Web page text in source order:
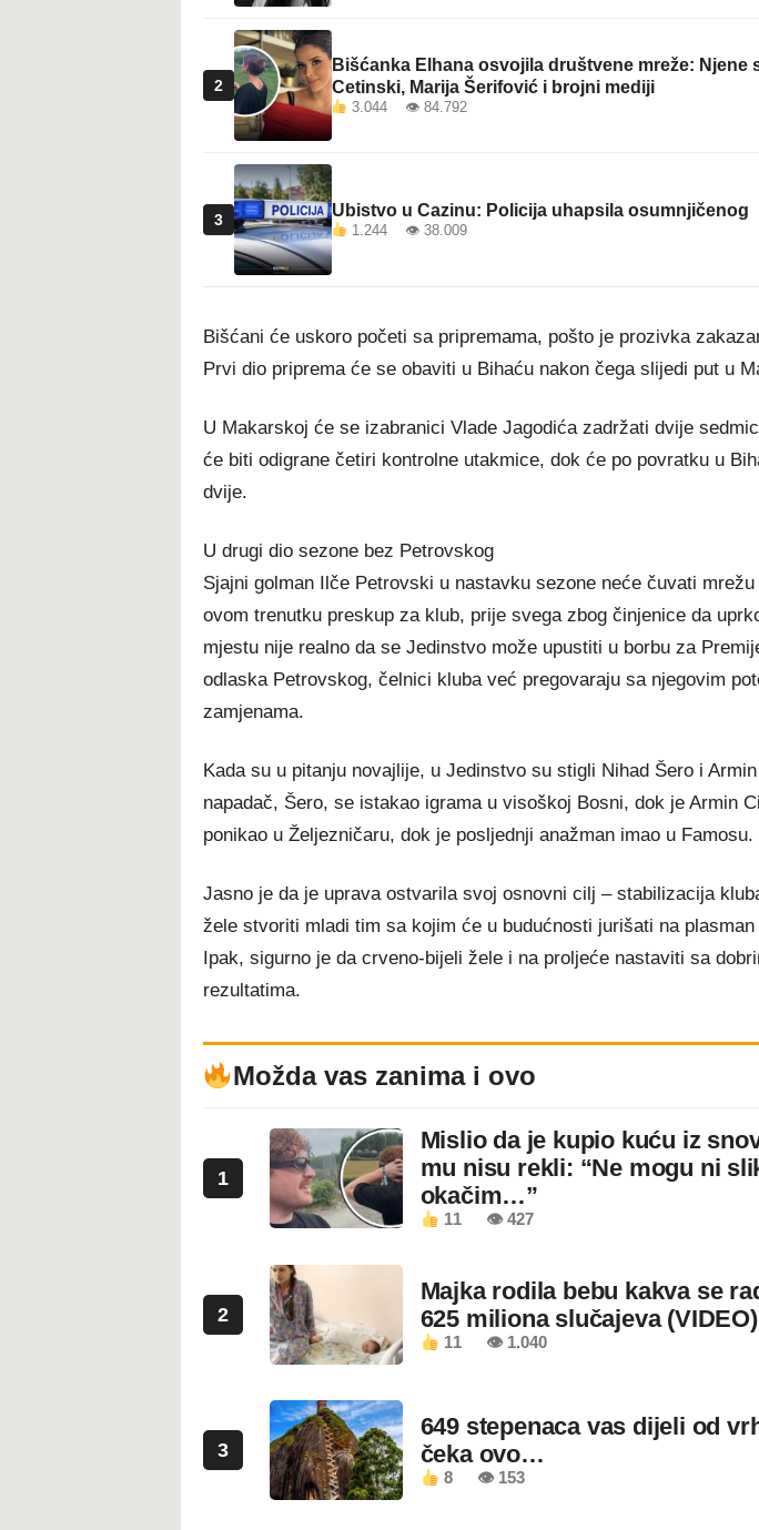
2
Bišćanka Elhana osvojila društvene mreže: Njene
Cetinski, Marija Šerifović i brojni mediji
3.044 👁 84.792
3 Ubistvo u Cazinu: Policija uhapsila osumnjičenog
1.244 👁 38.009
Bišćani će uskoro početi sa pripremama, pošto je prozivka
Prvi dio priprema će se obaviti u Bihaću nakon čega slijedi put u
U Makarskoj će se izabranici Vlade Jagodića zadržati dvije
će biti odigrane četiri kontrolne utakmice, dok će po povratku u
dvije.
U drugi dio sezone bez Petrovskog
Sjajni golman Ilče Petrovski u nastavku sezone neće čuvati
ovom trenutku preskup za klub, prije svega zbog činjenice da
mjestu nije realno da se Jedinstvo može upustiti u borbu za
odlaska Petrovskog, čelnici kluba već pregovaraju sa njegovim
zamjenama.
Kada su u pitanju novajlije, u Jedinstvo su stigli Nihad Šero i
napadač, Šero, se istakao igrama u visoškoj Bosni, dok je Armin
ponikao u Željezničaru, dok je posljednji anažman imao u Famosu.
Jasno je da je uprava ostvarila svoj osnovni cilj – stabilizacija
žele stvoriti mladi tim sa kojim će u budućnosti jurišati na
Ipak, sigurno je da crveno-bijeli žele i na proljeće nastaviti sa
rezultatima.
Možda vas zanima i ovo
1
Mislio da je kupio kuću iz
mu nisu rekli: “Ne mogu ni
okačim…”
11 👁 427
2
Majka rodila bebu kakva se
625 miliona slučajeva (VIDEO)
11 👁 1.040
3
649 stepenaca vas dijeli od
čeka ovo…
8 👁 153